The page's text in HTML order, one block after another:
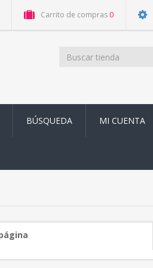
Carrito de compras 0
BÚSQUEDA MI CUENTA